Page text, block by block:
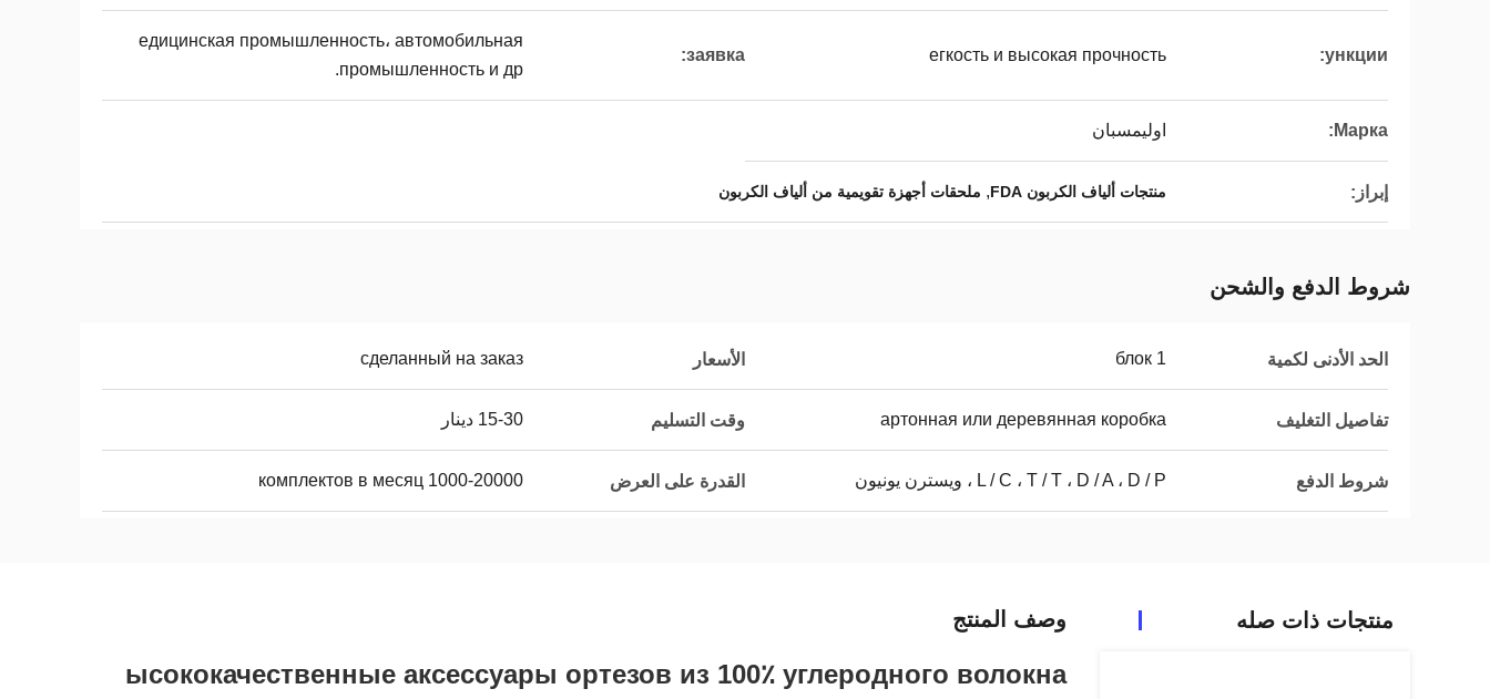
ункции:
егкость и высокая прочность
заявка:
едицинская промышленность، автомобильная
промышленность и др.
Марка: اوليمسبان
إبراز: منتجات ألياف الكربون FDA , ملحقات أجهزة تقويمية من ألياف الكربون
شروط الدفع والشحن
الحد الأدنى لكمية 1 блок الأسعار сделанный на заказ
تفاصيل التغليف артонная или деревянная коробка وقت التسليم 15-30 دينار
شروط الدفع L / C ، T / T ، D / A ، D / P ، ويسترن يونيون القدرة على العرض 1000-20000 комплектов в месяц
منتجات ذات صله وصف المنتج
ысококачественные аксессуары ортезов из 100٪ углеродного волокна